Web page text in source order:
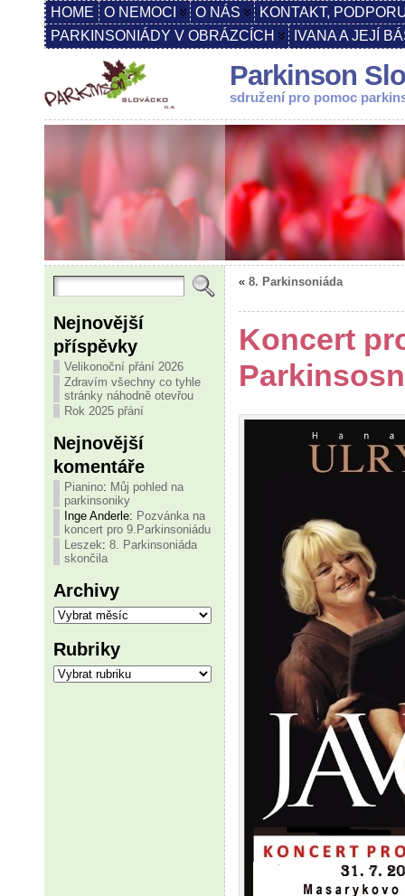
HOME O NEMOCI O NÁS
KONTAKT,
PARKINSONIÁDY V OBRÁZCÍCH
IVANA A JEJÍ
Parkinson
sdružení pro pomoc
Nejnovější
příspěvky
Velikonoční přání 2026
Zdravím všechny co tyhle
stránky náhodně otevřou
Rok 2025 přání
Nejnovější
komentáře
Pianino: Můj pohled na
parkinsoniky
Inge Anderle: Pozvánka na
koncert pro 9.Parkinsoniádu
Leszek: 8. Parkinsoniáda
skončila
Archivy
Archivy
Rubriky
Rubriky
« 8. Parkinsoniáda
Koncert